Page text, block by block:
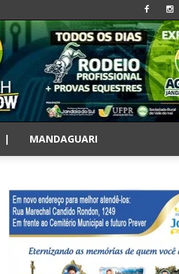
| MANDAGUARI